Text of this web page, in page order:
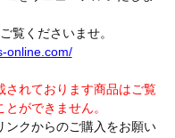
覧くださいませ。
online.com/
されております商品はご覧
ができません。
ンクからのご購入をお願い